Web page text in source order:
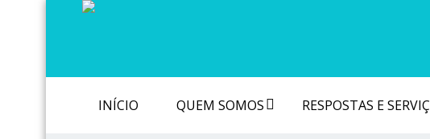
INÍCIO QUEM SOMOS RESPOSTAS E